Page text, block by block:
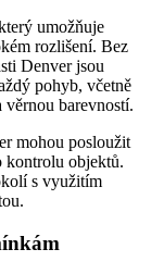
umožňuje
rozlišení. Bez
Denver jsou
pohyb, včetně
věrnou barevností.
mohou posloužit
kontrolu objektů.
s využitím